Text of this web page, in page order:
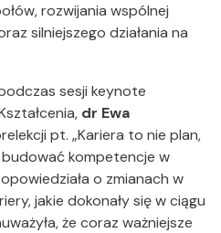
rozwijania wspólnej
silniejszego działania na
sesji keynote
dr Ewa
pt. „Kariera to nie plan,
kompetencje w
o zmianach w
jakie dokonały się w ciągu
że coraz ważniejsze